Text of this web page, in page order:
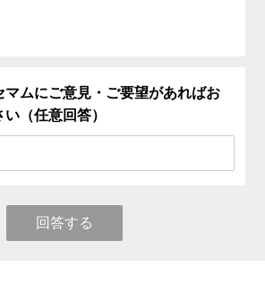
マムにご意見・ご要望があればお
（任意回答）
回答する